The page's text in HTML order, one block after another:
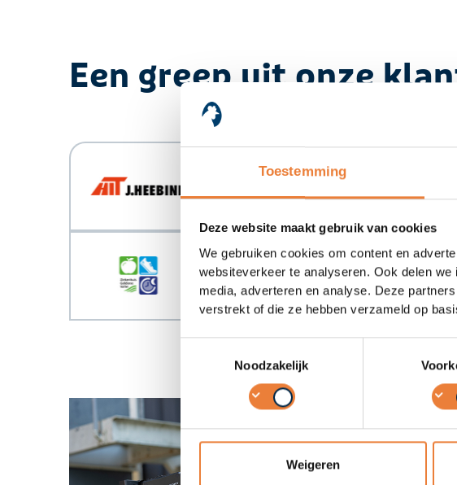
Toestemming
Deze website maakt gebruik van cookies
We gebruiken cookies om content en
websiteverkeer te analyseren. Ook delen
media, adverteren en analyse. Deze
verstrekt of die ze hebben verzameld op
Noodzakelijk
Weigeren
Een greep uit onze